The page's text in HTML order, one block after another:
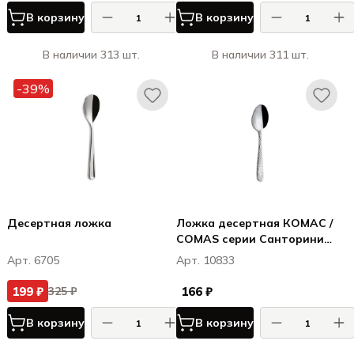
В корзину
В наличии 313 шт.
В корзину
В наличии 311 шт.
-39%
Десертная ложка
Арт. 6705
199 ₽ 325 ₽
В корзину
Ложка десертная КОМАС /
COMAS серии Санторини
18% / Santorini 18%
Арт. 10833
166 ₽
В корзину